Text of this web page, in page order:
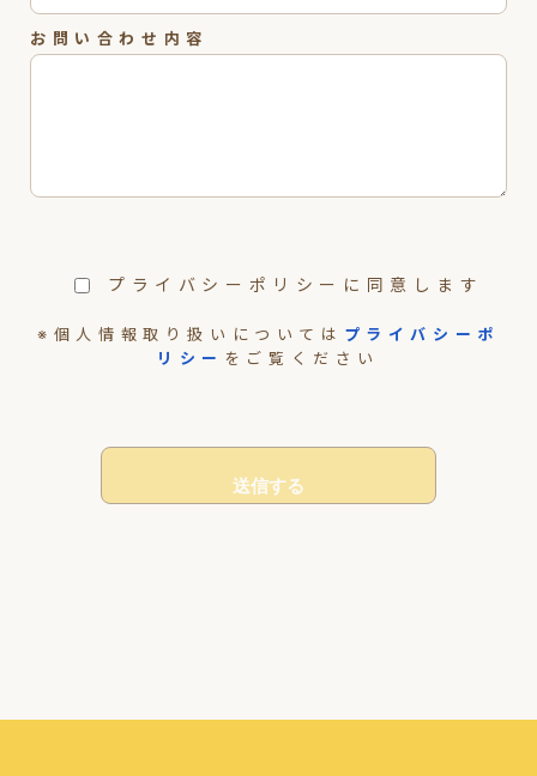
お問い合わせ内容
プライバシーポリシーに同意します
※個人情報取り扱いについては プライバシーポ
リシー をご覧ください